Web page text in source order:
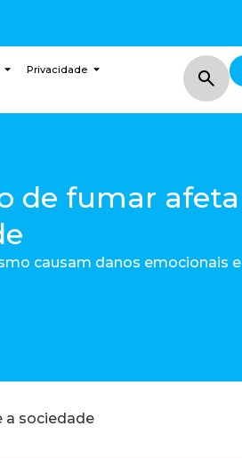
Privacidade
de fumar afeta
causam danos emocionais e
a sociedade